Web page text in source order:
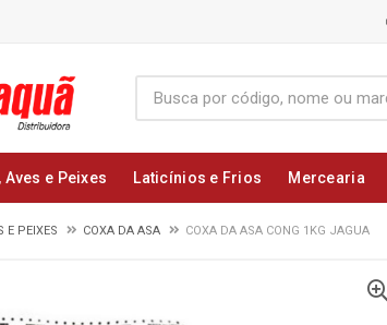
Aves e Peixes Laticínios e Frios Mercearia
E PEIXES COXA DA ASA COXA DA ASA CONG 1KG JAGUA